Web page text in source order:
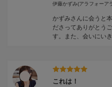
伊藤かずみ(アラフォーア
かずみさんに会うと
ださってありがとう
す。また、会いにい
これは！